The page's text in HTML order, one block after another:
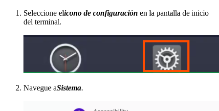
Seleccione elicono de configuración en la pantalla de inicio
del terminal.
Navegue aSistema.